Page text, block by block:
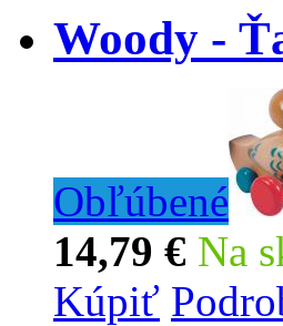
Woody -
Obľúbené
14,79 € Na
Kúpiť